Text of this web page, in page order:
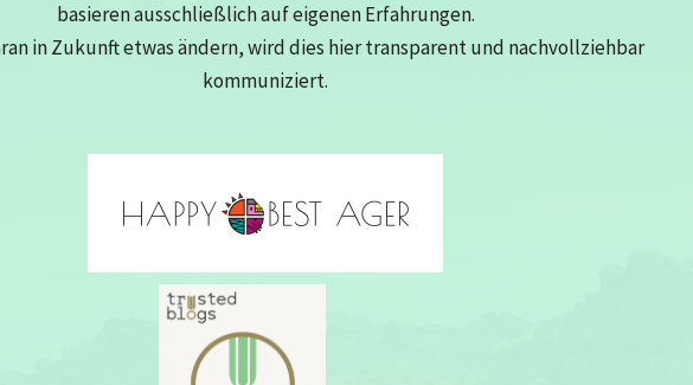
basieren ausschließlich auf eigenen Erfahrungen.
in Zukunft etwas ändern, wird dies hier transparent und nachvollziehbar
kommuniziert.